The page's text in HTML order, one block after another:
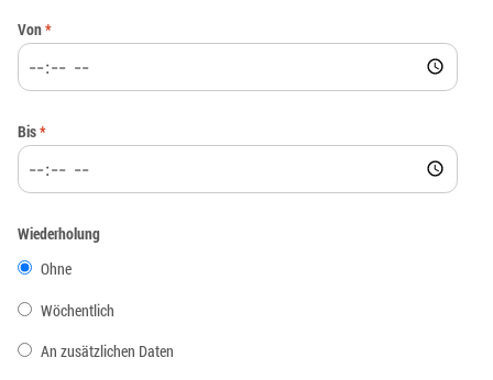
Von*
Bis*
Wiederholung
Ohne
Wöchentlich
An zusätzlichen Daten